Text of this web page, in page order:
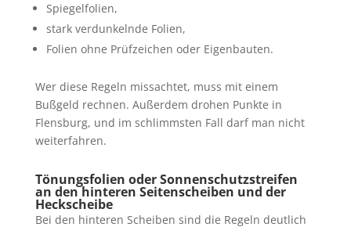
Spiegelfolien,
stark verdunkelnde Folien,
Folien ohne Prüfzeichen oder Eigenbauten.
Wer diese Regeln missachtet, muss mit einem
Bußgeld rechnen. Außerdem drohen Punkte in
Flensburg, und im schlimmsten Fall darf man nicht
weiterfahren.
Tönungsfolien oder Sonnenschutzstreifen
an den hinteren Seitenscheiben und der
Heckscheibe
Bei den hinteren Scheiben sind die Regeln deutlich